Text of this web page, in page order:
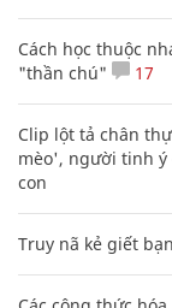
Cách học thuộc
"thần chú"
17
Clip lột tả chân
mèo', người tinh ý
con
Truy nã kẻ giết